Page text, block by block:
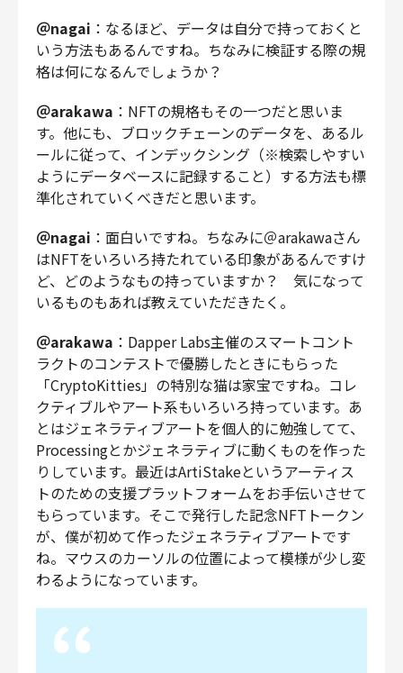
＠nagai ：なるほど、データは自分で持っておくと
いう方法もあるんですね。ちなみに検証する際の規
格は何になるんでしょうか？
＠arakawa ：NFTの規格もその一つだと思いま
す。他にも、ブロックチェーンのデータを、あるル
ールに従って、インデックシング（※検索しやすい
ようにデータベースに記録すること）する方法も標
準化されていくべきだと思います。
＠nagai ：面白いですね。ちなみに＠arakawaさん
はNFTをいろいろ持たれている印象があるんですけ
ど、どのようなもの持っていますか？ 気になって
いるものもあれば教えていただきたく。
＠arakawa ：Dapper Labs主催のスマートコント
ラクトのコンテストで優勝したときにもらった
「CryptoKitties」の特別な猫は家宝ですね。コレ
クティブルやアート系もいろいろ持っています。あ
とはジェネラティブアートを個人的に勉強してて、
Processingとかジェネラティブに動くものを作った
りしています。最近はArtiStakeというアーティス
トのための支援プラットフォームをお手伝いさせて
もらっています。そこで発行した記念NFTトークン
が、僕が初めて作ったジェネラティブアートです
ね。マウスのカーソルの位置によって模様が少し変
わるようになっています。